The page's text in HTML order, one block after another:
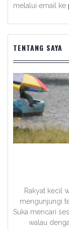
melalui email ke
TENTANG SAYA
Rakyat kecil
mengunjungi
Suka mencari
walau